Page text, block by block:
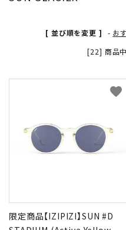
ようこそ 会員名 様
person
[ 並び順を変更 ] - お
[22] 商品
限定商品【IZIPIZI】SUN #D
favorite